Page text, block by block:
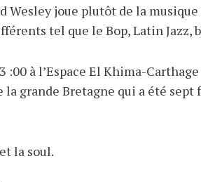
joue plutôt de la musique
tel que le Bop, Latin Jazz,
à l’Espace El Khima-
grande Bretagne qui a été
la soul.